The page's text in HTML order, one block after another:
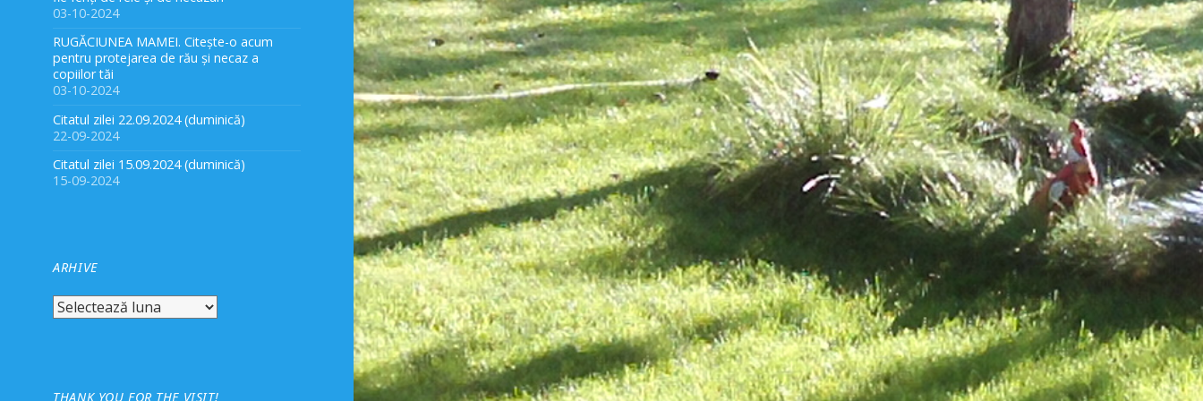
03-10-2024
RUGĂCIUNEA MAMEI. Citește-o acum
pentru protejarea de rău și necaz a
copiilor tăi
03-10-2024
Citatul zilei 22.09.2024 (duminică)
22-09-2024
Citatul zilei 15.09.2024 (duminică)
15-09-2024
ARHIVE
Arhive
THANK YOU FOR THE VISIT!